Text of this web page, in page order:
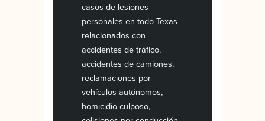
casos de lesiones
personales en todo Texas
relacionados con
accidentes de tráfico,
accidentes de camiones,
reclamaciones por
vehículos autónomos,
homicidio culposo,